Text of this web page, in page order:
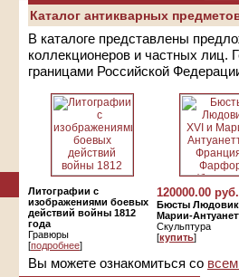
Каталог антикварных
В каталоге представлены
коллекционеров и частных лиц.
границами Российской
Литографии с
изображениями боевых
действий войны 1812
года
Гравюры
[подробнее]
120000.00 руб.
Бюсты
Марии-
Скульптура
[купить]
Вы можете ознакомиться со